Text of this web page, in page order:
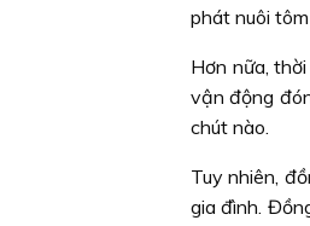
phát nuôi
Hơn nữa,
vận động
chút nào.
Tuy nhiên,
gia đình.